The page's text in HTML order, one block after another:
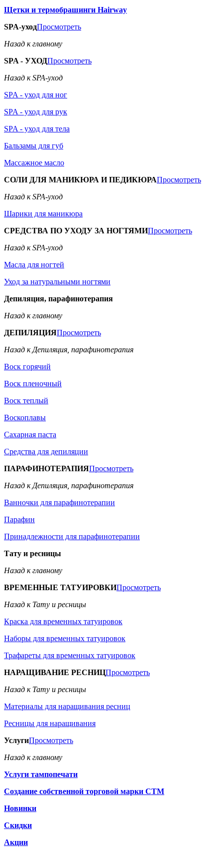
Щетки и термобрашинги Hairway
SPA-уходПросмотреть
Назад к главному
SPA - УХОДПросмотреть
Назад к SPA-уход
SPA - уход для ног
SPA - уход для рук
SPA - уход для тела
Бальзамы для губ
Массажное масло
СОЛИ ДЛЯ МАНИКЮРА И ПЕДИКЮРАПросмотреть
Назад к SPA-уход
Шарики для маникюра
СРЕДСТВА ПО УХОДУ ЗА НОГТЯМИПросмотреть
Назад к SPA-уход
Масла для ногтей
Уход за натуральными ногтями
Депиляция, парафинотерапия
Назад к главному
ДЕПИЛЯЦИЯПросмотреть
Назад к Депиляция, парафинотерапия
Воск горячий
Воск пленочный
Воск теплый
Воскоплавы
Сахарная паста
Средства для депиляции
ПАРАФИНОТЕРАПИЯПросмотреть
Назад к Депиляция, парафинотерапия
Ванночки для парафинотерапии
Парафин
Принадлежности для парафинотерапии
Тату и ресницы
Назад к главному
ВРЕМЕННЫЕ ТАТУИРОВКИПросмотреть
Назад к Тату и ресницы
Краска для временных татуировок
Наборы для временных татуировок
Трафареты для временных татуировок
НАРАЩИВАНИЕ РЕСНИЦПросмотреть
Назад к Тату и ресницы
Материалы для наращивания ресниц
Ресницы для наращивания
УслугиПросмотреть
Назад к главному
Услуги тампопечати
Создание собственной торговой марки СТМ
Новинки
Скидки
Акции